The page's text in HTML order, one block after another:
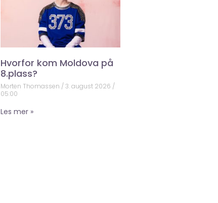
Hvorfor kom Moldova på
8.plass?
Morten Thomassen
3. august 2026
05:00
Les mer »